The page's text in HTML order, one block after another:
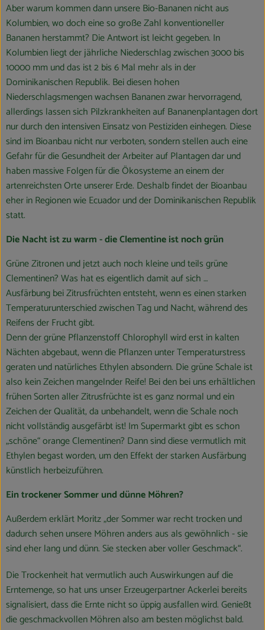
Aber warum kommen dann unsere Bio-Bananen nicht aus
Kolumbien, wo doch eine so große Zahl konventioneller
Bananen herstammt? Die Antwort ist leicht gegeben. In
Kolumbien liegt der jährliche Niederschlag zwischen 3000 bis
10000 mm und das ist 2 bis 6 Mal mehr als in der
Dominikanischen Republik. Bei diesen hohen
Niederschlagsmengen wachsen Bananen zwar hervorragend,
allerdings lassen sich Pilzkrankheiten auf Bananenplantagen dort
nur durch den intensiven Einsatz von Pestiziden einhegen. Diese
sind im Bioanbau nicht nur verboten, sondern stellen auch eine
Gefahr für die Gesundheit der Arbeiter auf Plantagen dar und
haben massive Folgen für die Ökosysteme an einem der
artenreichsten Orte unserer Erde. Deshalb findet der Bioanbau
eher in Regionen wie Ecuador und der Dominikanischen Republik
statt.
Die Nacht ist zu warm - die Clementine ist noch grün
Grüne Zitronen und jetzt auch noch kleine und teils grüne
Clementinen? Was hat es eigentlich damit auf sich …
Ausfärbung bei Zitrusfrüchten entsteht, wenn es einen starken
Temperaturunterschied zwischen Tag und Nacht, während des
Reifens der Frucht gibt.
Denn der grüne Pflanzenstoff Chlorophyll wird erst in kalten
Nächten abgebaut, wenn die Pflanzen unter Temperaturstress
geraten und natürliches Ethylen absondern. Die grüne Schale ist
also kein Zeichen mangelnder Reife! Bei den bei uns erhältlichen
frühen Sorten aller Zitrusfrüchte ist es ganz normal und ein
Zeichen der Qualität, da unbehandelt, wenn die Schale noch
nicht vollständig ausgefärbt ist! Im Supermarkt gibt es schon
„schöne“ orange Clementinen? Dann sind diese vermutlich mit
Ethylen begast worden, um den Effekt der starken Ausfärbung
künstlich herbeizuführen.
Ein trockener Sommer und dünne Möhren?
Außerdem erklärt Moritz „der Sommer war recht trocken und
dadurch sehen unsere Möhren anders aus als gewöhnlich - sie
sind eher lang und dünn. Sie stecken aber voller Geschmack“.
Die Trockenheit hat vermutlich auch Auswirkungen auf die
Erntemenge, so hat uns unser Erzeugerpartner Ackerlei bereits
signalisiert, dass die Ernte nicht so üppig ausfallen wird. Genießt
die geschmackvollen Möhren also am besten möglichst bald.